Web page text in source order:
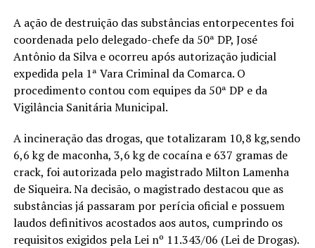
A ação de destruição das substâncias entorpecentes foi
coordenada pelo delegado-chefe da 50ª DP, José
Antônio da Silva e ocorreu após autorização judicial
expedida pela 1ª Vara Criminal da Comarca. O
procedimento contou com equipes da 50ª DP e da
Vigilância Sanitária Municipal.
A incineração das drogas, que totalizaram 10,8 kg,sendo
6,6 kg de maconha, 3,6 kg de cocaína e 637 gramas de
crack, foi autorizada pelo magistrado Milton Lamenha
de Siqueira. Na decisão, o magistrado destacou que as
substâncias já passaram por perícia oficial e possuem
laudos definitivos acostados aos autos, cumprindo os
requisitos exigidos pela Lei nº 11.343/06 (Lei de Drogas).